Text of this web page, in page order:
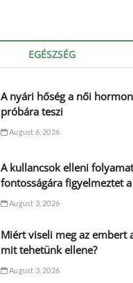
EGÉSZSÉG
A nyári hőség a női
próbára teszi
August 6, 2026
A kullancsok elleni
fontosságára figyelmeztet
August 3, 2026
Miért viseli meg az embert
mit tehetünk ellene?
August 3, 2026